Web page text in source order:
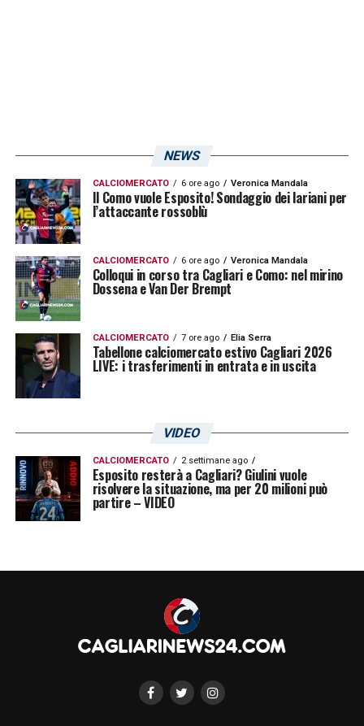
LA PLAYLIST DELLE NOSTRE TOP NEWS
NEWS
CALCIOMERCATO 6 ore ago Veronica Mandala
Il Como vuole Esposito! Sondaggio dei lariani per
l’attaccante rossoblù
CALCIOMERCATO 6 ore ago Veronica Mandala
Colloqui in corso tra Cagliari e Como: nel mirino
Dossena e Van Der Brempt
CALCIOMERCATO 7 ore ago Elia Serra
Tabellone calciomercato estivo Cagliari 2026
LIVE: i trasferimenti in entrata e in uscita
VIDEO
CALCIOMERCATO 2 settimane ago
Esposito resterà a Cagliari? Giulini vuole
risolvere la situazione, ma per 20 milioni può
partire – VIDEO